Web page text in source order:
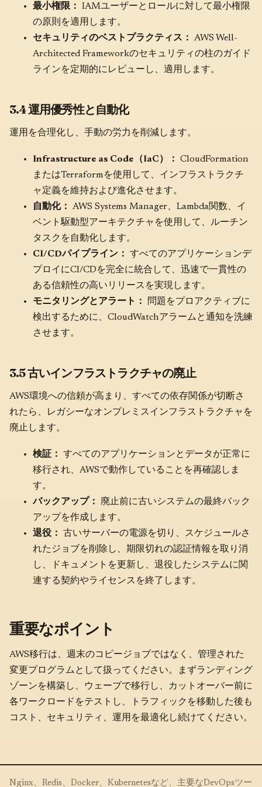
最小権限：
IAMユーザーとロールに対して最小権限
の原則を適用します。
セキュリティのベストプラクティス：
AWS Well-
Architected Frameworkのセキュリティの柱のガイド
ラインを定期的にレビューし、適用します。
3.4 運用優秀性と自動化
運用を合理化し、手動の労力を削減します。
Infrastructure as Code（IaC）：
CloudFormation
またはTerraformを使用して、インフラストラクチ
ャ定義を維持および進化させます。
自動化：
AWS Systems Manager、Lambda関数、イ
ベント駆動型アーキテクチャを使用して、ルーチン
タスクを自動化します。
CI/CDパイプライン：
すべてのアプリケーションデ
プロイにCI/CDを完全に統合して、迅速で一貫性の
ある信頼性の高いリリースを実現します。
モニタリングとアラート：
問題をプロアクティブに
検出するために、CloudWatchアラームと通知を洗練
させます。
3.5 古いインフラストラクチャの廃止
AWS環境への信頼が高まり、すべての依存関係が切断さ
れたら、レガシーなオンプレミスインフラストラクチャを
廃止します。
検証：
すべてのアプリケーションとデータが正常に
移行され、AWSで動作していることを再確認しま
す。
バックアップ：
廃止前に古いシステムの最終バック
アップを作成します。
退役：
古いサーバーの電源を切り、スケジュールさ
れたジョブを削除し、期限切れの認証情報を取り消
し、ドキュメントを更新し、退役したシステムに関
連する契約やライセンスを終了します。
重要なポイント
AWS移行は、週末のコピージョブではなく、管理された
変更プログラムとして扱ってください。まずランディング
ゾーンを構築し、ウェーブで移行し、カットオーバー前に
各ワークロードをテストし、トラフィックを移動した後も
コスト、セキュリティ、運用を最適化し続けてください。
Nginx、Redis、Docker、Kubernetesなど、主要なDevOpsツー